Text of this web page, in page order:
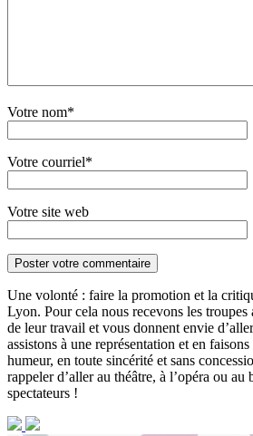
Votre nom*
Votre courriel*
Votre site web
Une volonté : faire la promotion et la
Lyon. Pour cela nous recevons les troupes
de leur travail et vous donnent envie
assistons à une représentation et en
humeur, en toute sincérité et sans
rappeler d’aller au théâtre, à l’opéra ou
spectateurs !